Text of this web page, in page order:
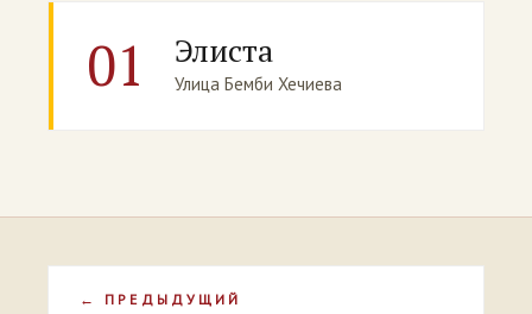
01 Элиста
Улица Бемби Хечиева
← ПРЕДЫДУЩИЙ